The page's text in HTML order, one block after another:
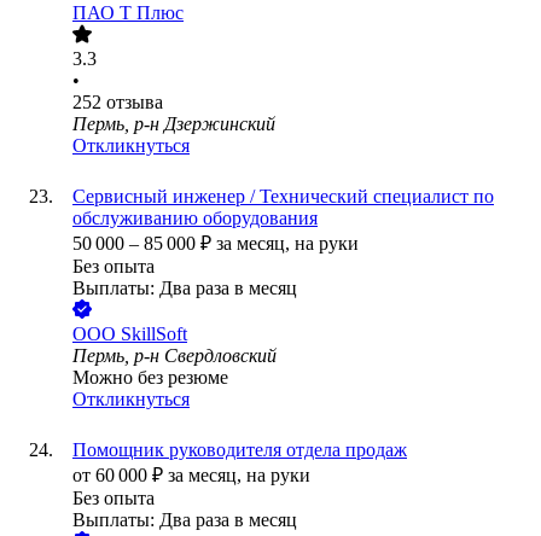
ПАО Т Плюс
3.3
•
252 отзыва
Пермь, р-н Дзержинский
Откликнуться
Сервисный инженер / Технический специалист по
обслуживанию оборудования
50 000 – 85 000 ₽ за месяц, на руки
Без опыта
Выплаты: Два раза в месяц
ООО SkillSoft
Пермь, р-н Свердловский
Можно без резюме
Откликнуться
Помощник руководителя отдела продаж
от 60 000 ₽ за месяц, на руки
Без опыта
Выплаты: Два раза в месяц